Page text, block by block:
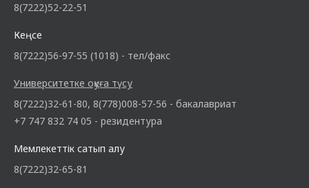
8(7222)52-22-51
Кеңсе
8(7222)56-97-55 (1018) - тел/факс
Университетке оқуға түсу
8(7222)32-61-80, 8(778)008-57-56 - бакалавриат
+7 747 832 74 05 - резидентура
Мемлекеттік сатып алу
8(7222)32-65-81